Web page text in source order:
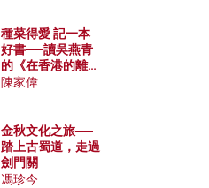
種菜得愛 記一本
好書──讀吳燕青
的《在香港的離島
種菜》
陳家偉
金秋文化之旅──
踏上古蜀道，走過
劍門關
馮珍今